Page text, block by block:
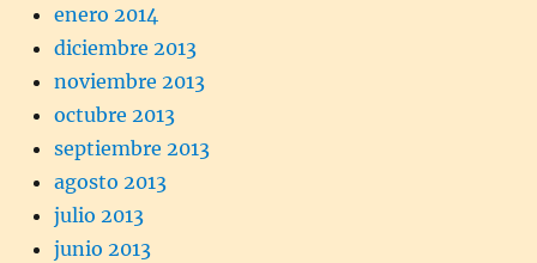
enero 2014
diciembre 2013
noviembre 2013
octubre 2013
septiembre 2013
agosto 2013
julio 2013
junio 2013